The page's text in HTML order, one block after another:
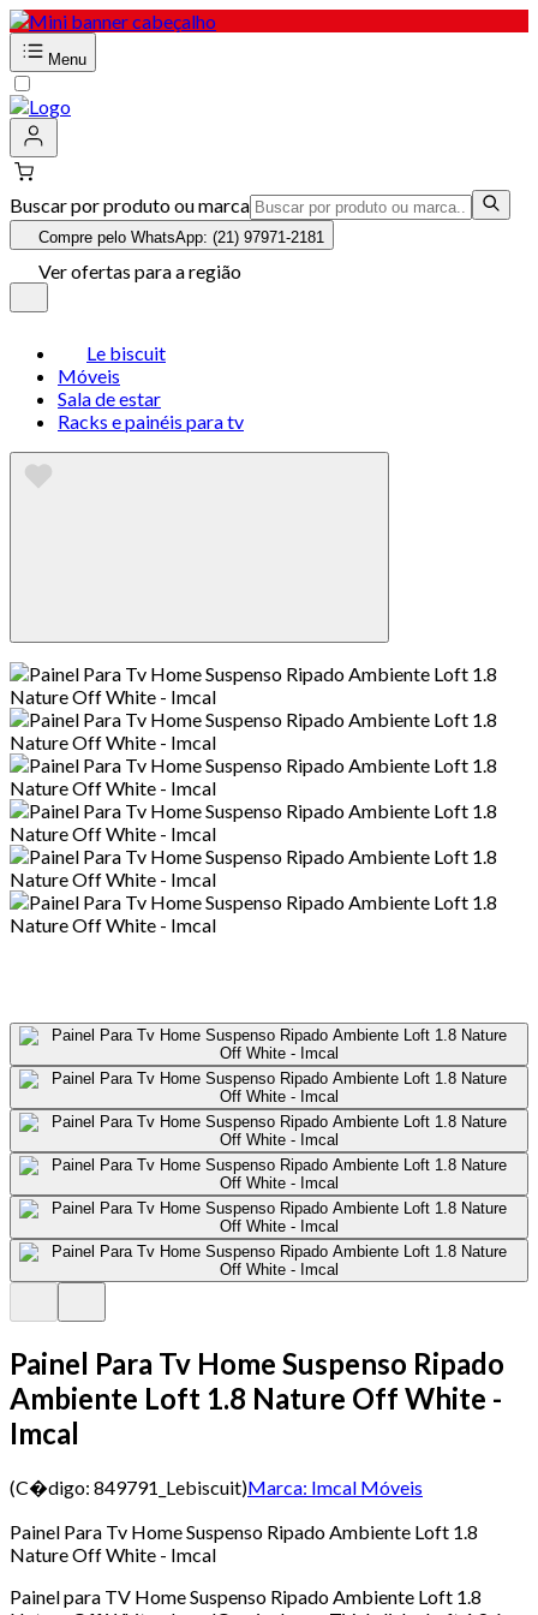
Menu
Buscar por produto ou marca
Compre pelo WhatsApp: (21) 97971-2181
Ver ofertas para a região
Le biscuit
Móveis
Sala de estar
Racks e painéis para tv
Painel Para Tv Home Suspenso Ripado
Ambiente Loft 1.8 Nature Off White -
Imcal
(C�digo: 849791_Lebiscuit)Marca: Imcal Móveis
Painel Para Tv Home Suspenso Ripado Ambiente Loft 1.8
Nature Off White - Imcal
Painel para TV Home Suspenso Ripado Ambiente Loft 1.8